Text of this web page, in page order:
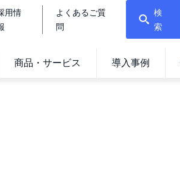
用情
よくあるご質
問
検
索
商品・サービス 導入事例